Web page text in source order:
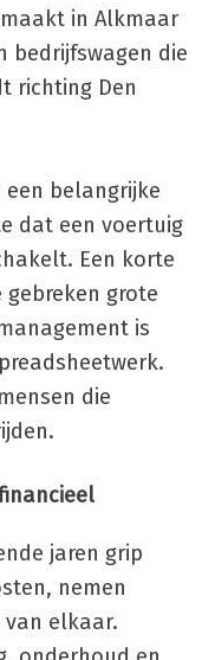
in Alkmaar
bedrijfswagen die
richting Den
belangrijke
dat een voertuig
Een korte
grote
is
die
jaren grip
nemen
elkaar.